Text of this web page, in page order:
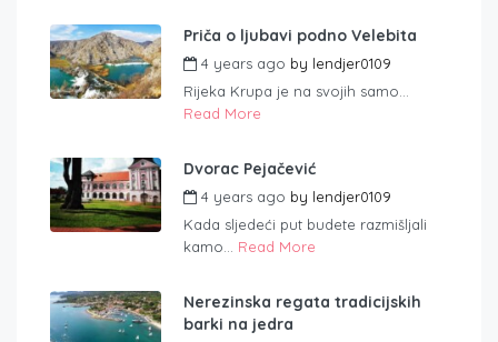
Priča o ljubavi podno Velebita
4 years ago by lendjer0109
Rijeka Krupa je na svojih samo...
Read More
Dvorac Pejačević
4 years ago by lendjer0109
Kada sljedeći put budete razmišljali
kamo... Read More
Nerezinska regata tradicijskih
barki na jedra